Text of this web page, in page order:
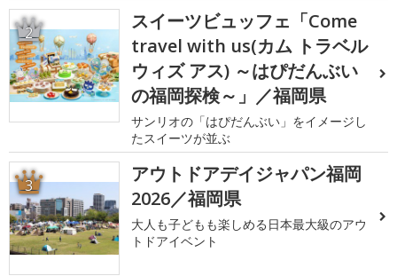
2
スイーツビュッフェ「Come
travel with us(カム トラベル
ウィズ アス) ～はぴだんぶい
の福岡探検～」／福岡県
サンリオの「はぴだんぶい」をイメージし
たスイーツが並ぶ
3
アウトドアデイジャパン福岡
2026／福岡県
大人も子どもも楽しめる日本最大級のアウ
トドアイベント